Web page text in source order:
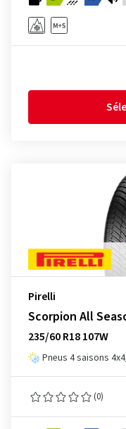
Pirelli
Scorpion All
235/60 R18 107W
Pneus 4 saisons
(0)